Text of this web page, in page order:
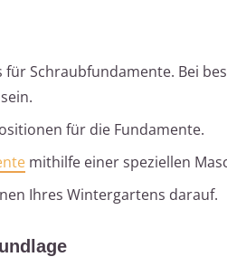
für Schraubfundamente. Bei
für die Fundamente.
mithilfe einer speziellen
Ihres Wintergartens darauf.